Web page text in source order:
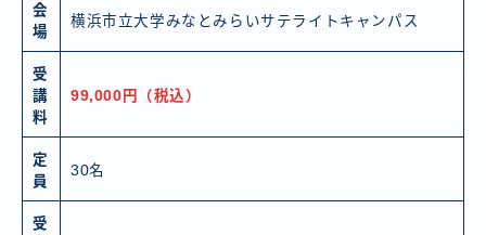
会
場
横浜市立大学みなとみらいサテライトキャンパス
受
講
料
99,000円（税込）
定
員
30名
受